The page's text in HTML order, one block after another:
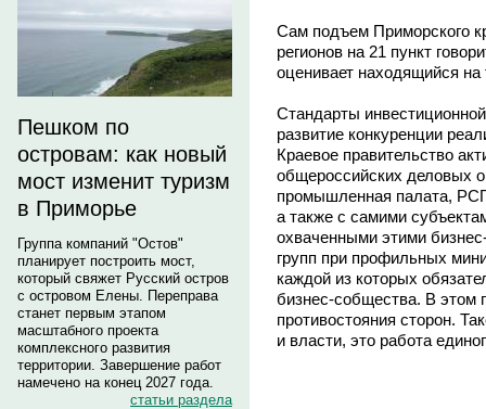
Пешком по
островам: как новый
мост изменит туризм
в Приморье
Группа компаний "Остов"
планирует построить мост,
который свяжет Русский остров
с островом Елены. Переправа
станет первым этапом
масштабного проекта
комплексного развития
территории. Завершение работ
намечено на конец 2027 года.
статьи раздела
Сам подъем Приморского
регионов на 21 пункт
оценивает находящийся на
Стандарты
развитие конкуренции
Краевое правительство
общероссийских деловых
промышленная палата,
а также с самими
охваченными этими
групп при профильных
каждой из которых
бизнес-собщества. В этом
противостояния сторон.
и власти, это работа